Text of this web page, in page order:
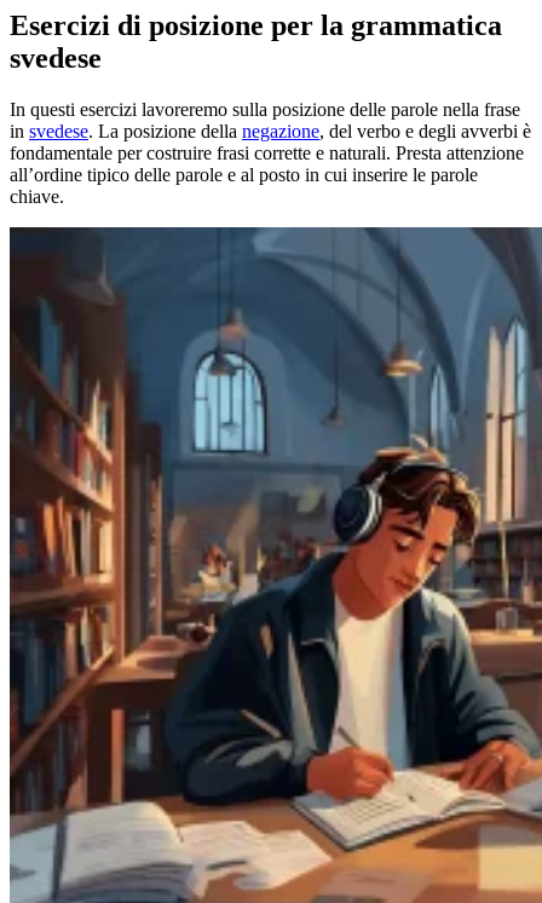
Esercizi di posizione per la grammatica
svedese
In questi esercizi lavoreremo sulla posizione delle parole nella frase
in svedese. La posizione della negazione, del verbo e degli avverbi è
fondamentale per costruire frasi corrette e naturali. Presta attenzione
all’ordine tipico delle parole e al posto in cui inserire le parole
chiave.